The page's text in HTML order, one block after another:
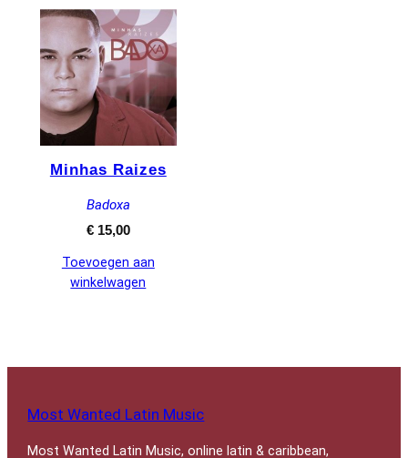
Minhas Raizes
Badoxa
€15,00
Toevoegen aan
winkelwagen
Most Wanted Latin Music
Most Wanted Latin Music, online latin & caribbean,